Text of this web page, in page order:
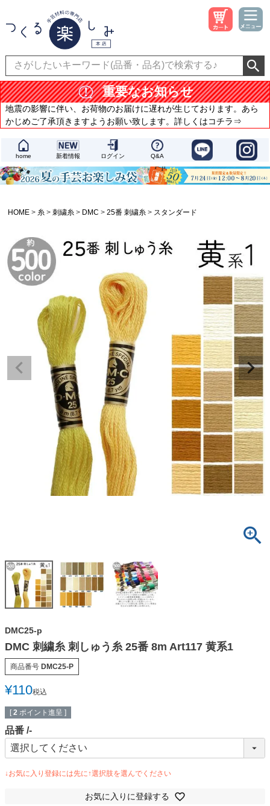
重要なお知らせ
地震の影響に伴い、お荷物のお届けに遅れが生じております。あら
かじめご了承頂きますようお願い致します。詳しくはコチラ⇒
home 新着情報 ログイン Q&A
HOME 糸 刺繍糸 DMC 25番 刺繍糸 スタンダード
DMC25-p
DMC 刺繍糸 刺しゅう糸 25番 8m Art117 黄系1
商品番号 DMC25-P
¥110税込
[ 2 ポイント進呈 ]
品番 -
お気に入りに登録する